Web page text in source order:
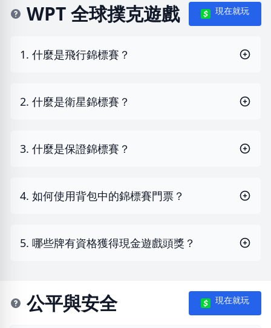
WPT 全球撲克遊戲 現在就玩
1. 什麼是飛行錦標賽？
2. 什麼是衛星錦標賽？
3. 什麼是保證錦標賽？
4. 如何使用背包中的錦標賽門票？
5. 哪些牌有資格獲得現金遊戲頭獎？
公平與安全 現在就玩